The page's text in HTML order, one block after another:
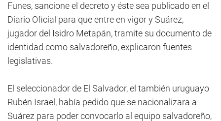
Funes, sancione el decreto y éste sea publicado en el
Diario Oficial para que entre en vigor y Suárez,
jugador del Isidro Metapán, tramite su documento de
identidad como salvadoreño, explicaron fuentes
legislativas.
El seleccionador de El Salvador, el también uruguayo
Rubén Israel, había pedido que se nacionalizara a
Suárez para poder convocarlo al equipo salvadoreño,